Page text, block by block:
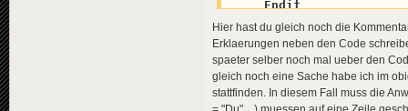
Endif
Hier hast du gleich noch die
Erklaerungen neben den Code
spaeter selber noch mal ueber den
gleich noch eine Sache habe ich im
stattfinden. In diesem Fall muss die